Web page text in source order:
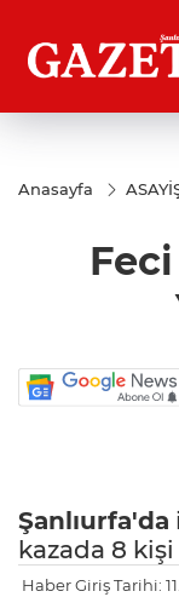
Anasayfa
Şanlıurfa'da
kazada 8
Haber Giriş Tarihi: